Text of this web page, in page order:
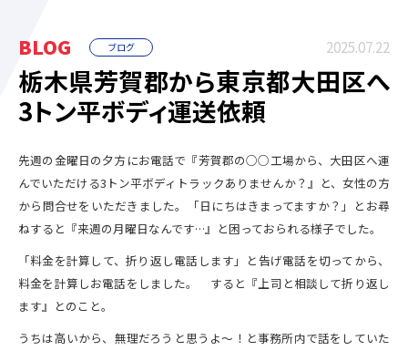
BLOG ブログ 2025.07.22
栃木県芳賀郡から東京都大田区へ
3トン平ボディ運送依頼
先週の金曜日の夕方にお電話で『芳賀郡の○○工場から、大田区へ運
んでいただける3トン平ボディトラックありませんか？』と、女性の方
から問合せをいただきました。「日にちはきまってますか？」とお尋
ねすると『来週の月曜日なんです…』と困っておられる様子でした。
「料金を計算して、折り返し電話します」と告げ電話を切ってから、
料金を計算しお電話をしました。 すると『上司と相談して折り返し
ます』とのこと。
うちは高いから、無理だろうと思うよ～！と事務所内で話をしていた